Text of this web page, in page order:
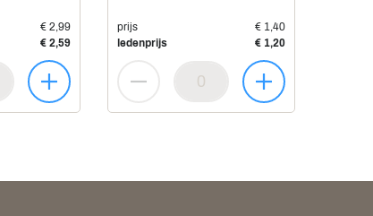
€ 2,99
€ 2,59
prijs
€ 1,40
ledenprijs
€ 1,20